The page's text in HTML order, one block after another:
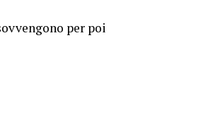
per poi